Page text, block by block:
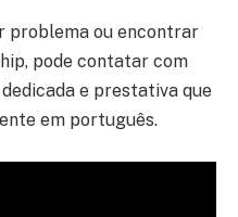
problema ou encontrar
pode contatar com
e prestativa que
em português.